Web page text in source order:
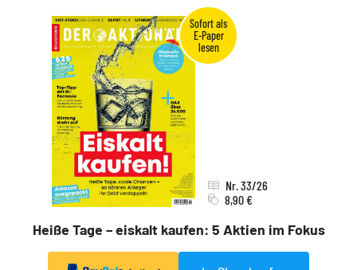
Heiße Tage – eiskalt kaufen: 5 Aktien im Fokus
Nr. 33/26
8,90 €